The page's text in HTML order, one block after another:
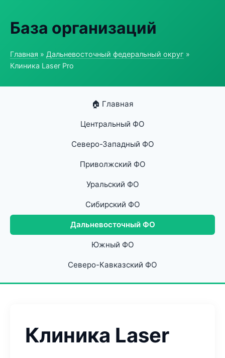
База организаций
Главная » Дальневосточный федеральный округ »
Клиника Laser Pro
🏠 Главная
Центральный ФО
Северо-Западный ФО
Приволжский ФО
Уральский ФО
Сибирский ФО
Дальневосточный ФО
Южный ФО
Северо-Кавказский ФО
Клиника Laser